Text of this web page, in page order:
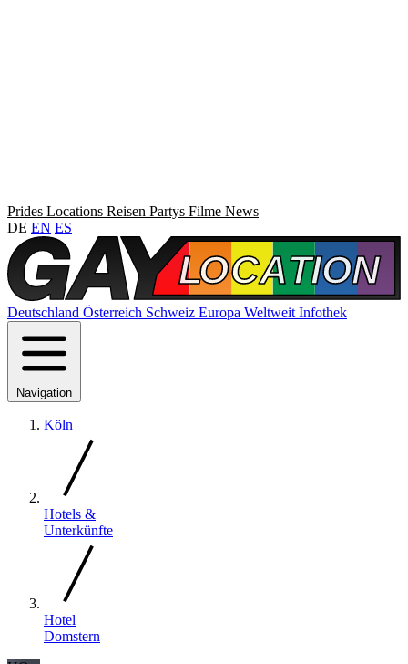
Prides Locations Reisen Partys Filme News
DE EN ES
Deutschland Österreich Schweiz Europa Weltweit Infothek
Navigation
Köln
Hotels &
Unterkünfte
Hotel
Domstern